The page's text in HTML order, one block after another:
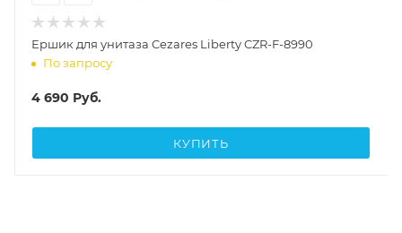
Ершик для унитаза Cezares Liberty CZR-F-8990
По запросу
4 690 Руб.
КУПИТЬ